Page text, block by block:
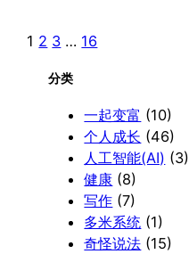
1 2 3 … 16
分类
一起变富 (10)
个人成长 (46)
人工智能(AI) (3)
健康 (8)
写作 (7)
多米系统 (1)
奇怪说法 (15)